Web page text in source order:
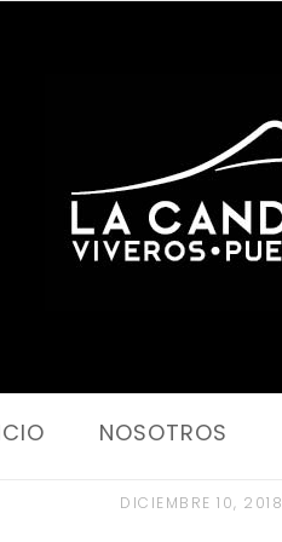
NOSOTROS
DICIEMBRE 10, 2018